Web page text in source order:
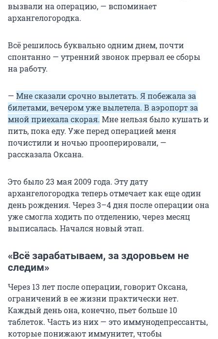
вызвали на операцию, — вспоминает
архангелогородка.
Всё решилось буквально одним днем, почти
спонтанно — утренний звонок прервал ее сборы
на работу.
— Мне сказали срочно вылетать. Я побежала за
билетами, вечером уже вылетела. В аэропорт за
мной приехала скорая. Мне нельзя было кушать и
пить, пока еду. Уже перед операцией меня
почистили и ночью прооперировали, —
рассказала Оксана.
Это было 23 мая 2009 года. Эту дату
архангелогородка теперь отмечает как еще один
день рождения. Через 3–4 дня после операции она
уже смогла ходить по отделению, через месяц
выписалась. Начался новый этап.
«Всё зарабатываем, за здоровьем не
следим»
Через 13 лет после операции, говорит Оксана,
ограничений в ее жизни практически нет.
Каждый день она, конечно, пьет больше 10
таблеток. Часть из них — это иммунодепрессанты,
которые понижают иммунитет, чтобы